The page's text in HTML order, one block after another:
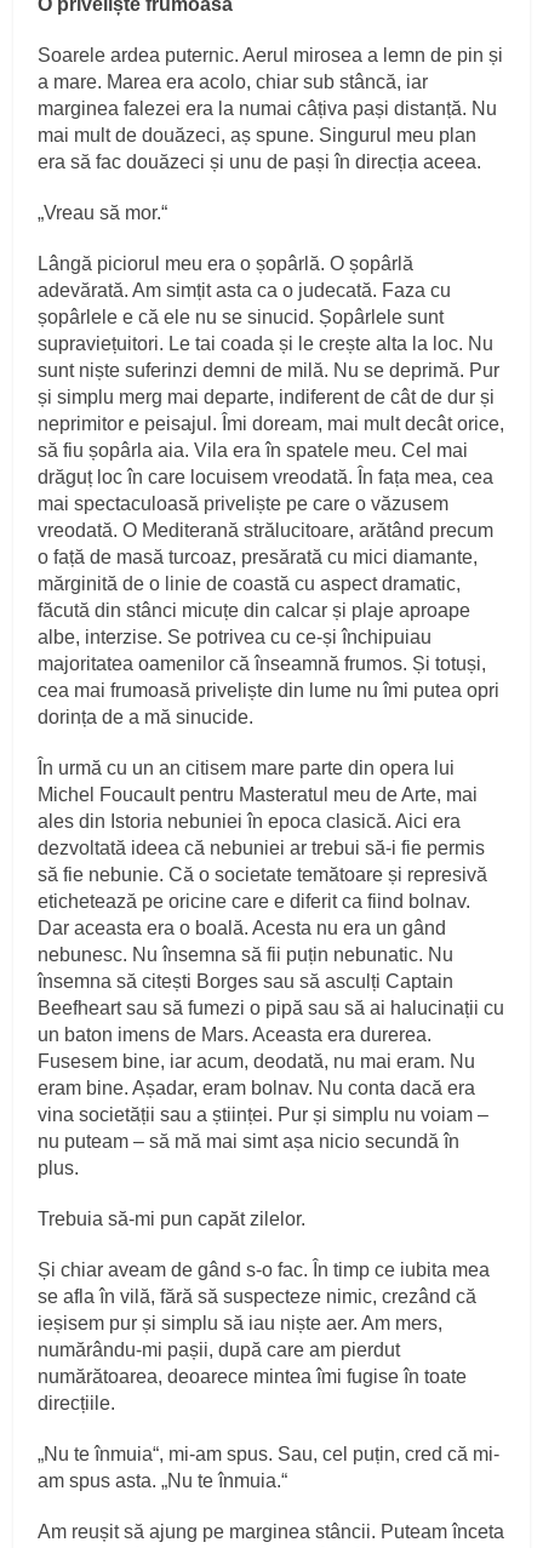
Soarele ardea puternic. Aerul mirosea a lemn de pin și
a mare. Marea era acolo, chiar sub stâncă, iar
marginea falezei era la numai câțiva pași distanță. Nu
mai mult de douăzeci, aș spune. Singurul meu plan
era să fac douăzeci și unu de pași în direcția aceea.
„Vreau să mor.“
Lângă piciorul meu era o șopârlă. O șopârlă
adevărată. Am simțit asta ca o judecată. Faza cu
șopârlele e că ele nu se sinucid. Șopârlele sunt
supraviețuitori. Le tai coada și le crește alta la loc. Nu
sunt niște suferinzi demni de milă. Nu se deprimă. Pur
și simplu merg mai departe, indiferent de cât de dur și
neprimitor e peisajul. Îmi doream, mai mult decât orice,
să fiu șopârla aia. Vila era în spatele meu. Cel mai
drăguț loc în care locuisem vreodată. În fața mea, cea
mai spectaculoasă priveliște pe care o văzusem
vreodată. O Mediterană strălucitoare, arătând precum
o față de masă turcoaz, presărată cu mici diamante,
mărginită de o linie de coastă cu aspect dramatic,
făcută din stânci micuțe din calcar și plaje aproape
albe, interzise. Se potrivea cu ce-și închipuiau
majoritatea oamenilor că înseamnă frumos. Și totuși,
cea mai frumoasă priveliște din lume nu îmi putea opri
dorința de a mă sinucide.
În urmă cu un an citisem mare parte din opera lui
Michel Foucault pentru Masteratul meu de Arte, mai
ales din Istoria nebuniei în epoca clasică. Aici era
dezvoltată ideea că nebuniei ar trebui să-i fie permis
să fie nebunie. Că o societate temătoare și represivă
etichetează pe oricine care e diferit ca fiind bolnav.
Dar aceasta era o boală. Acesta nu era un gând
nebunesc. Nu însemna să fii puțin nebunatic. Nu
însemna să citești Borges sau să asculți Captain
Beefheart sau să fumezi o pipă sau să ai halucinații cu
un baton imens de Mars. Aceasta era durerea.
Fusesem bine, iar acum, deodată, nu mai eram. Nu
eram bine. Așadar, eram bolnav. Nu conta dacă era
vina societății sau a științei. Pur și simplu nu voiam –
nu puteam – să mă mai simt așa nicio secundă în
plus.
Trebuia să-mi pun capăt zilelor.
Și chiar aveam de gând s-o fac. În timp ce iubita mea
se afla în vilă, fără să suspecteze nimic, crezând că
ieșisem pur și simplu să iau niște aer. Am mers,
numărându-mi pașii, după care am pierdut
numărătoarea, deoarece mintea îmi fugise în toate
direcțiile.
„Nu te înmuia“, mi-am spus. Sau, cel puțin, cred că mi-
am spus asta. „Nu te înmuia.“
Am reușit să ajung pe marginea stâncii. Puteam înceta